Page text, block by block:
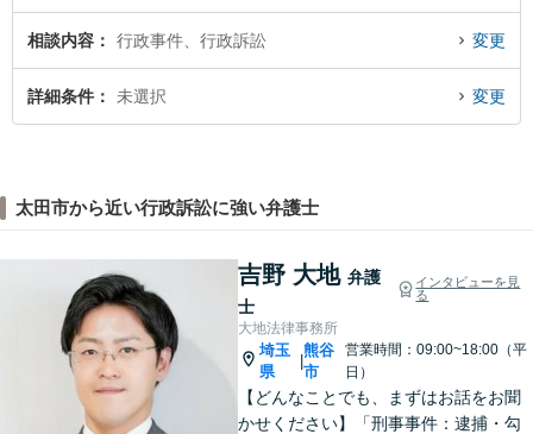
相談内容 行政事件、行政訴訟 変更
詳細条件 未選択 変更
太田市から近い行政訴訟に強い弁護士
吉野 大地 弁護
士
インタビューを見
る
大地法律事務所
埼玉
県
|
熊谷
市
営業時間：09:00~18:00（平
日）
【どんなことでも、まずはお話をお聞
かせください】「刑事事件：逮捕・勾